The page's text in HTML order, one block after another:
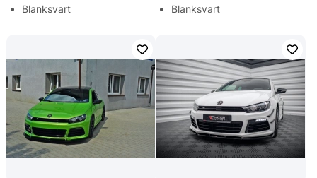
Blanksvart
Blanksvart